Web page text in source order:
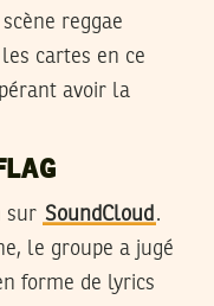
reggae
cartes en ce
avoir la
sur SoundCloud .
le groupe a jugé
forme de lyrics